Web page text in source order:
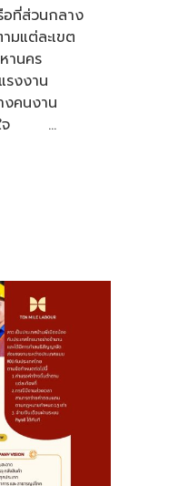
ที่ส่วนกลาง
มแต่ละเขต
านคร
รงงาน
งคนงาน
ยใจ ...